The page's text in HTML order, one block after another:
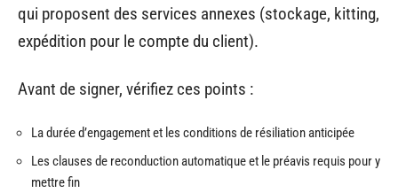
qui proposent des services annexes (stockage, kitting,
expédition pour le compte du client).
Avant de signer, vérifiez ces points :
La durée d’engagement et les conditions de résiliation anticipée
Les clauses de reconduction automatique et le préavis requis pour y
mettre fin